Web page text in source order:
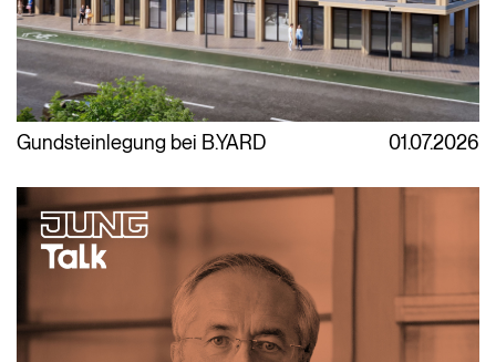
Gundsteinlegung bei B.YARD 01.07.2026